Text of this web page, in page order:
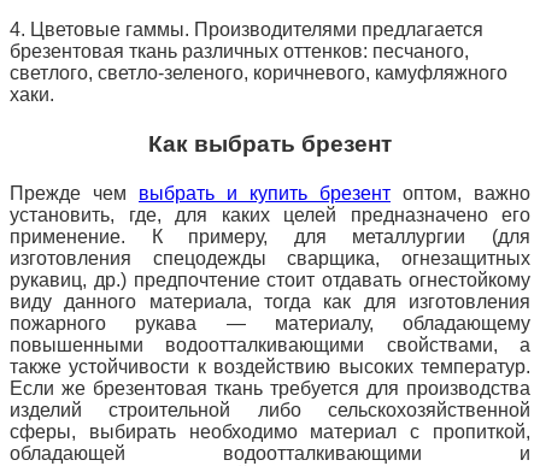
4. Цветовые гаммы. Производителями предлагается
брезентовая ткань различных оттенков: песчаного,
светлого, светло-зеленого, коричневого, камуфляжного
хаки.
Как выбрать брезент
Прежде чем выбрать и купить брезент оптом, важно
установить, где, для каких целей предназначено его
применение. К примеру, для металлургии (для
изготовления спецодежды сварщика, огнезащитных
рукавиц, др.) предпочтение стоит отдавать огнестойкому
виду данного материала, тогда как для изготовления
пожарного рукава — материалу, обладающему
повышенными водоотталкивающими свойствами, а
также устойчивости к воздействию высоких температур.
Если же брезентовая ткань требуется для производства
изделий строительной либо сельскохозяйственной
сферы, выбирать необходимо материал с пропиткой,
обладающей водоотталкивающими и